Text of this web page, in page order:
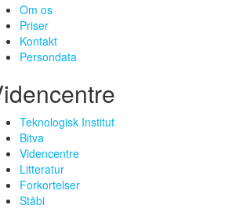
Om os
Priser
Kontakt
Persondata
Teknologisk Institut
Bitva
Videncentre
Litteratur
Forkortelser
Ståbi